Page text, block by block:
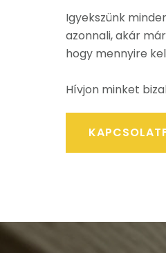
Igyekszünk
azonnali, akár már
hogy mennyire
Hívjon minket